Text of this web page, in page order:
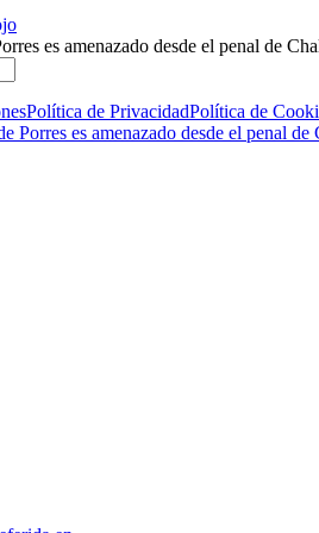
es amenazado desde el penal de
Política de PrivacidadPolítica de